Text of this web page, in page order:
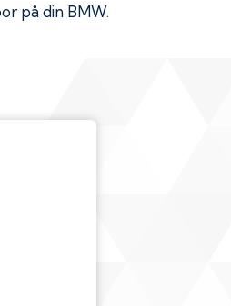
på din BMW.